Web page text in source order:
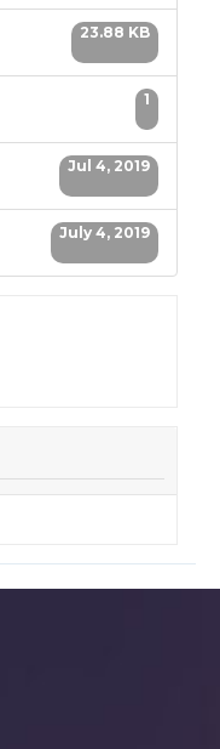
23.88 KB
1
Jul 4, 2019
July 4, 2019